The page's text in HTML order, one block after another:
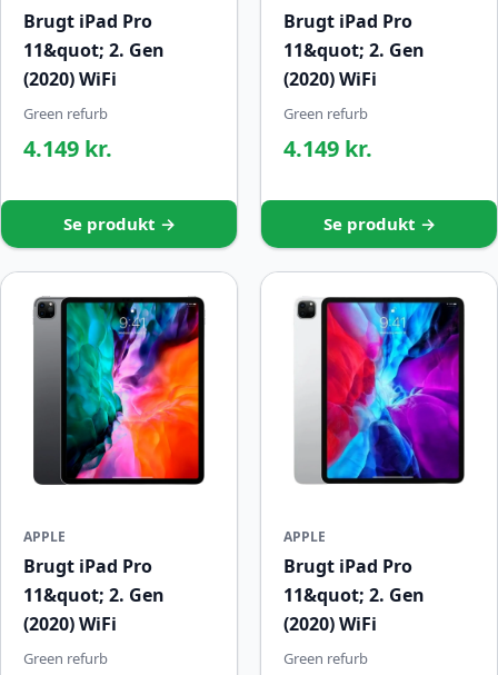
Brugt iPad Pro
11&quot; 2. Gen
(2020) WiFi
Green refurb
4.149 kr.
Se produkt →
Brugt iPad Pro
11&quot; 2. Gen
(2020) WiFi
Green refurb
4.149 kr.
Se produkt →
APPLE
Brugt iPad Pro
11&quot; 2. Gen
(2020) WiFi
Green refurb
APPLE
Brugt iPad Pro
11&quot; 2. Gen
(2020) WiFi
Green refurb